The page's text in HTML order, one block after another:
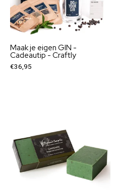
Maak je eigen GIN -
Cadeautip - Craftly
€36,95